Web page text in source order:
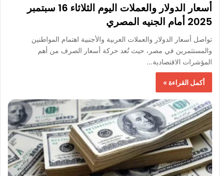
أسعار الدولار والعملات اليوم الثلاثاء 16 سبتمبر
2025 أمام الجنيه المصري
تواصل أسعار الدولار والعملات العربية والأجنبية اهتمام المواطنين
والمستثمرين في مصر، حيث تُعد حركة أسعار الصرف من أهم
المؤشرات الاقتصادية…
أكمل القراءة »